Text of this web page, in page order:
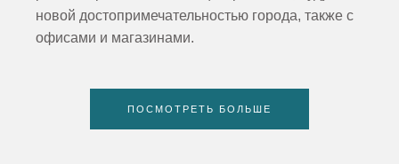
новой достопримечательностью города, также с
офисами и магазинами.
ПОСМОТРЕТЬ БОЛЬШЕ